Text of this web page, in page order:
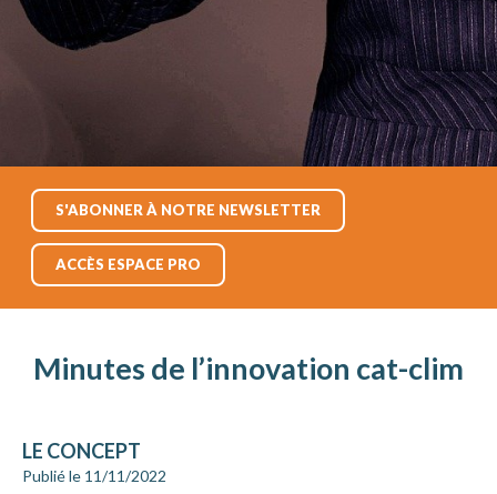
S'ABONNER À NOTRE NEWSLETTER
ACCÈS ESPACE PRO
Minutes de l’innovation cat-clim
LE CONCEPT
Publié le 11/11/2022